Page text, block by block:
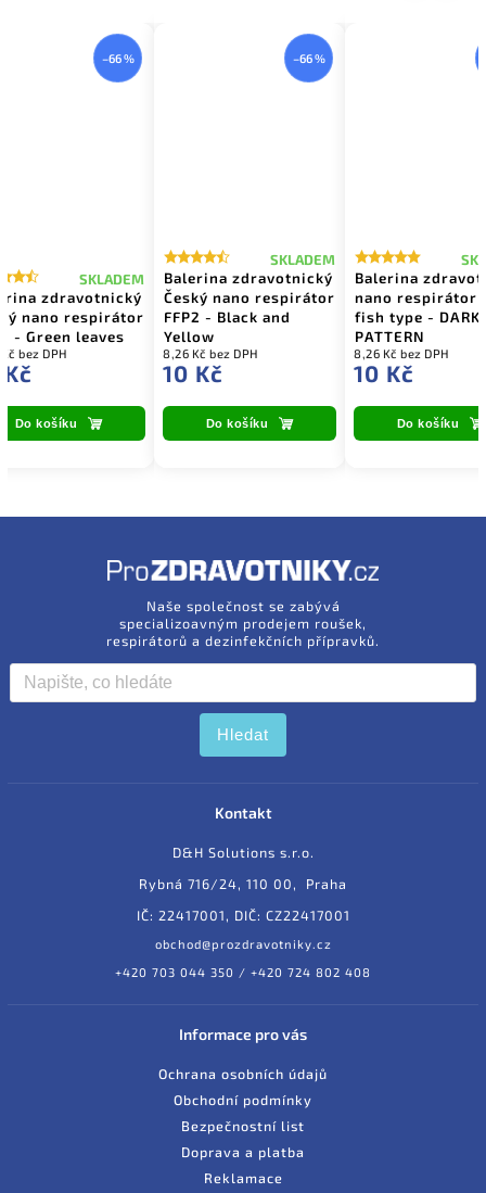
–66 %
zdravotnický
nano respirátor
- Green leaves
SKLADEM
bez DPH
Do košíku
–66 %
Balerina zdravotnický
Český nano respirátor
FFP2 - Black and
Yellow
SKLADEM
8,26 Kč bez DPH
10 Kč
Do košíku
Balerina
nano respirátor
fish type - DARK
PATTERN
8,26 Kč bez DPH
10 Kč
Do košíku
Naše společnost se zabývá
specializoavným prodejem roušek,
respirátorů a dezinfekčních přípravků.
Hledat
Kontakt
D&H Solutions s.r.o.
Rybná 716/24, 110 00, Praha
IČ: 22417001, DIČ: CZ22417001
obchod@prozdravotniky.cz
+420 703 044 350 / +420 724 802 408
Informace pro vás
Ochrana osobních údajů
Obchodní podmínky
Bezpečnostní list
Doprava a platba
Reklamace